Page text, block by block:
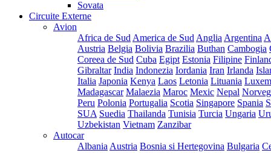
Sovata
Circuite Externe
Avion
Africa de Sud America de Sud Anglia Argentina
Austria Belgia Bolivia Brazilia Buthan Cambogia
Coreea de Sud Cuba Egipt Estonia Filipine
Gibraltar India Indonezia Iordania Iran Irlanda
Italia Japonia Kenya Laos Letonia Lituania
Madagascar Malaezia Maroc Mexic Nepal
Peru Polonia Portugalia Scotia Singapore Spania
SUA Suedia Thailanda Tunisia Turcia Ungaria
Uzbekistan Vietnam Zanzibar
Autocar
Albania Austria Bosnia si Hertegovina Bulgaria